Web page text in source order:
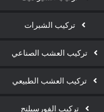
تركيب الشبرات
تركيب العشب الصناعي
تركيب العشب الطبيعي
تركيب الفورسيلنج